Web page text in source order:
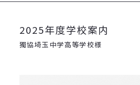
2025年度学校案内
獨協埼玉中学高等学校様